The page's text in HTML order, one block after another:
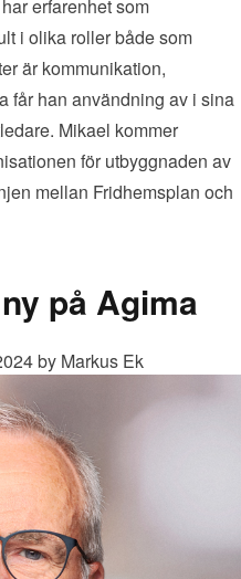
erfarenhet som
i olika roller både som
är kommunikation,
får han användning av i sina
Mikael kommer
för utbyggnaden av
mellan Fridhemsplan och
på Agima
by Markus Ek